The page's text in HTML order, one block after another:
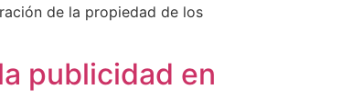
de la propiedad de los
publicidad en